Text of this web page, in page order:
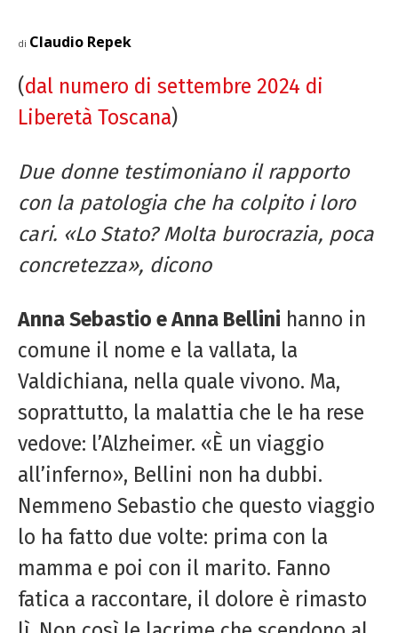
di Claudio Repek
(dal numero di settembre 2024 di
Liberetà Toscana)
Due donne testimoniano il rapporto
con la patologia che ha colpito i loro
cari. «Lo Stato? Molta burocrazia, poca
concretezza», dicono
Anna Sebastio e Anna Bellini hanno in
comune il nome e la vallata, la
Valdichiana, nella quale vivono. Ma,
soprattutto, la malattia che le ha rese
vedove: l’Alzheimer. «È un viaggio
all’inferno», Bellini non ha dubbi.
Nemmeno Sebastio che questo viaggio
lo ha fatto due volte: prima con la
mamma e poi con il marito. Fanno
fatica a raccontare, il dolore è rimasto